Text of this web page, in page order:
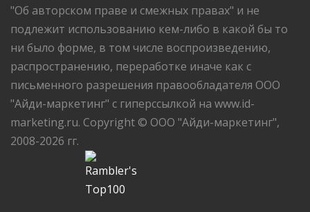
"Об авторском праве и смежных правах" и не
подлежит использованию кем-либо в какой бы то
ни было форме, в том числе воспроизведению,
распространению, переработке иначе как с
письменного разрешения правообладателя ООО
"Айди-маркетинг" с гиперссылкой на www.id-
marketing.ru. Copyright © ООО "Айди-маркетинг",
2008-2026 гг.